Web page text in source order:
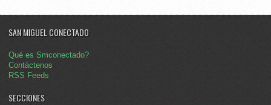
SAN MIGUEL CONECTADO
Qué es Smconectado?
Contáctenos
RSS Feeds
SECCIONES